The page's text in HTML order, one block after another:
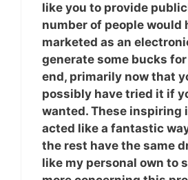
like you to provide
number of people would
marketed as an
generate some bucks
end, primarily now that
possibly have tried it if
wanted. These inspiring
acted like a fantastic
the rest have the same
like my personal own to